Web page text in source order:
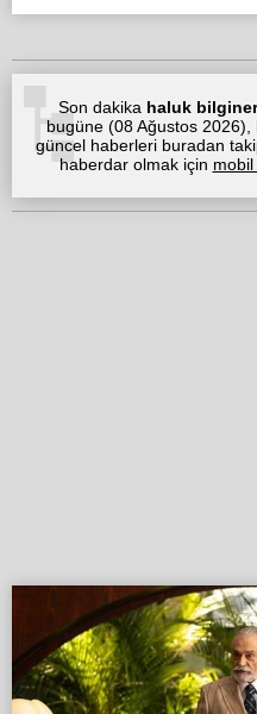
Son dakika haluk
bugüne (08 Ağustos 2026),
güncel haberleri buradan
haberdar olmak için mobil